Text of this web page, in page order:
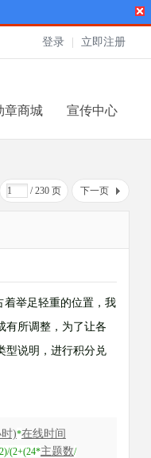
登录 立即注册
章商城 宣传中心
/ 230 页 下一页
着举足轻重的位置，我
有所调整，为了让各
型说明，进行积分兑
)*在线时间
(2+(24*主题数/